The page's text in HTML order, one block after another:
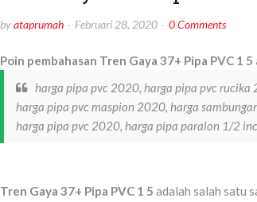
byataprumah Februari 28, 2020 0 Comments
Poin pembahasan Tren Gaya 37+ Pipa PVC 1 5
harga pipa pvc 2020, harga pipa pvc
harga pipa pvc maspion 2020, harga
harga pipa pvc 2020, harga pipa paralon 1/2
Tren Gaya 37+ Pipa PVC 1 5 adalah salah satu